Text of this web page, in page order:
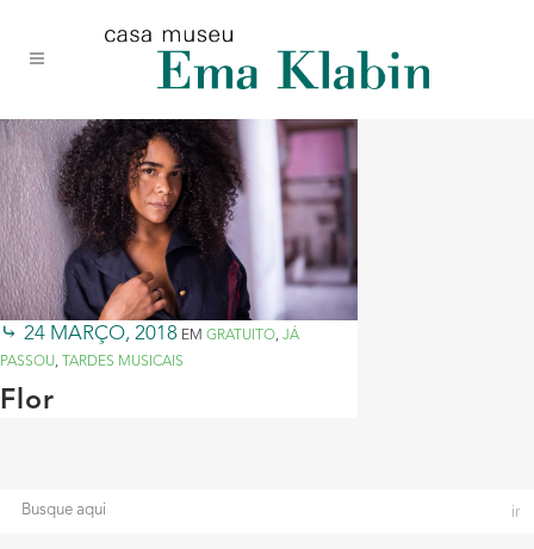
conteúdo
navegação
site
24 MARÇO, 2018 EM GRATUITO, JÁ
PASSOU, TARDES MUSICAIS
Flor